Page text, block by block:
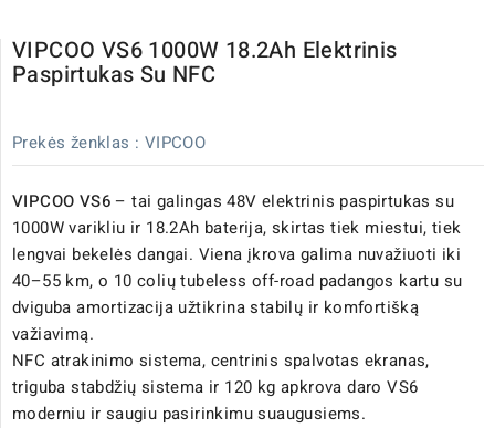
VIPCOO VS6 1000W 18.2Ah Elektrinis
Paspirtukas Su NFC
Prekės ženklas : VIPCOO
VIPCOO VS6– tai galingas 48V elektrinis paspirtukas su
1000W varikliu ir 18.2Ah baterija, skirtas tiek miestui, tiek
lengvai bekelės dangai. Viena įkrova galima nuvažiuoti iki
40–55 km, o 10 colių tubeless off-road padangos kartu su
dviguba amortizacija užtikrina stabilų ir komfortišką
važiavimą.
NFC atrakinimo sistema, centrinis spalvotas ekranas,
triguba stabdžių sistema ir 120 kg apkrova daro VS6
moderniu ir saugiu pasirinkimu suaugusiems.